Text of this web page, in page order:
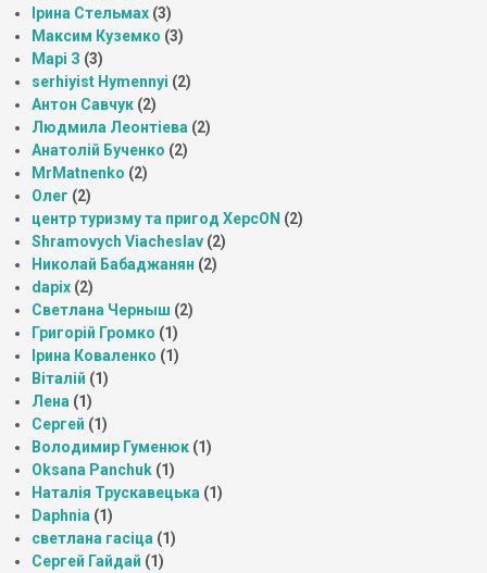
Ірина Стельмах (3)
Максим Куземко (3)
Марі З (3)
serhiyist Hymennyi (2)
Антон Савчук (2)
Людмила Леонтіева (2)
Анатолій Бученко (2)
MrMatnenko (2)
Олег (2)
центр туризму та пригод ХерсON (2)
Shramovych Viacheslav (2)
Николай Бабаджанян (2)
dapix (2)
Светлана Черныш (2)
Григорій Громко (1)
Ірина Коваленко (1)
Віталій (1)
Лена (1)
Сергей (1)
Володимир Гуменюк (1)
Oksana Panchuk (1)
Наталія Трускавецька (1)
Daphnia (1)
светлана гасіца (1)
Сергей Гайдай (1)